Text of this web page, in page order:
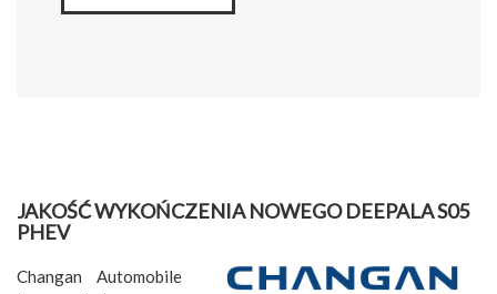
JAKOŚĆ WYKOŃCZENIA NOWEGO DEEPALA S05
PHEV
Changan Automobile